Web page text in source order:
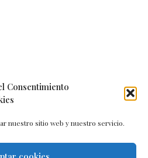
Consentimiento
nuestro sitio web y nuestro servicio.